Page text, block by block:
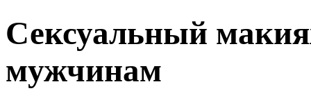
Сексуальный
мужчинам